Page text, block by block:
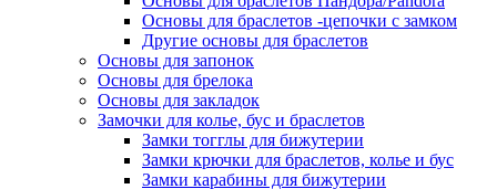
Основы для браслетов -цепочки с замком
Другие основы для браслетов
Основы для запонок
Основы для брелока
Основы для закладок
Замочки для колье, бус и браслетов
Замки тогглы для бижутерии
Замки крючки для браслетов, колье и бус
Замки карабины для бижутерии